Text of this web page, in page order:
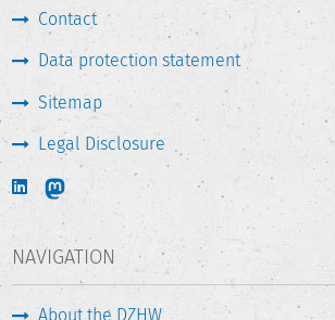
Contact
Data protection statement
Sitemap
Legal Disclosure
NAVIGATION
About the DZHW